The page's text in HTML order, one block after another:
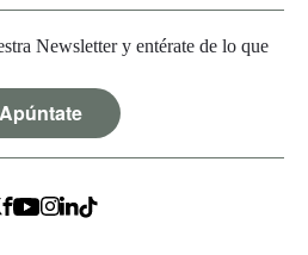
Newsletter y entérate de lo que
Apúntate